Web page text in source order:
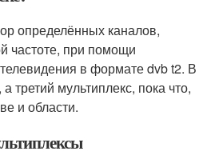
определённых каналов,
частоте, при помощи
в формате dvb t2. В
третий мультиплекс, пока что,
и области.